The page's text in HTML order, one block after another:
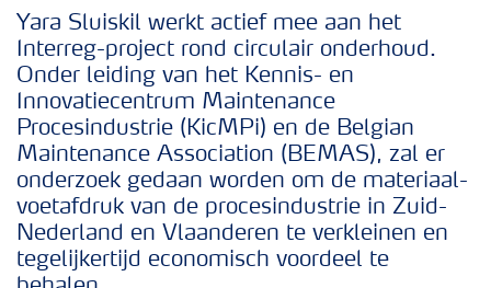
Yara Sluiskil werkt actief mee aan het
Interreg-project rond circulair onderhoud.
Onder leiding van het Kennis- en
Innovatiecentrum Maintenance
Procesindustrie (KicMPi) en de Belgian
Maintenance Association (BEMAS), zal er
onderzoek gedaan worden om de materiaal-
voetafdruk van de procesindustrie in Zuid-
Nederland en Vlaanderen te verkleinen en
tegelijkertijd economisch voordeel te